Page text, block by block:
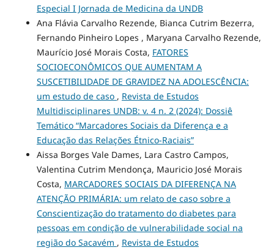
Especial I Jornada de Medicina da UNDB
Ana Flávia Carvalho Rezende, Bianca Cutrim Bezerra,
Fernando Pinheiro Lopes , Maryana Carvalho Rezende,
Maurício José Morais Costa, FATORES
SOCIOECONÔMICOS QUE AUMENTAM A
SUSCETIBILIDADE DE GRAVIDEZ NA ADOLESCÊNCIA:
um estudo de caso , Revista de Estudos
Multidisciplinares UNDB: v. 4 n. 2 (2024): Dossiê
Temático “Marcadores Sociais da Diferença e a
Educação das Relações Étnico-Raciais”
Aissa Borges Vale Dames, Lara Castro Campos,
Valentina Cutrim Mendonça, Mauricio José Morais
Costa, MARCADORES SOCIAIS DA DIFERENÇA NA
ATENÇÃO PRIMÁRIA: um relato de caso sobre a
Conscientização do tratamento do diabetes para
pessoas em condição de vulnerabilidade social na
região do Sacavém , Revista de Estudos